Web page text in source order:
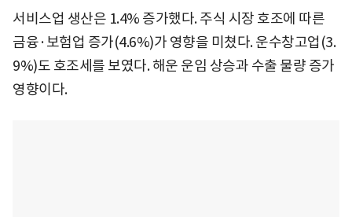
서비스업 생산은 1.4% 증가했다. 주식 시장 호조에 따른
금융·보험업 증가(4.6%)가 영향을 미쳤다. 운수창고업(3.
9%)도 호조세를 보였다. 해운 운임 상승과 수출 물량 증가
영향이다.